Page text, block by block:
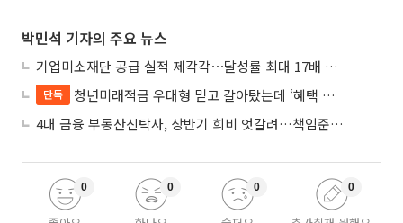
박민석 기자의 주요 뉴스
기업미소재단 공급 실적 제각각⋯달성률 최대 17배 차이
단독
청년미래적금 우대형 믿고 갈아탔는데 ‘혜택 반토막’…심사 오류에 가입자 혼선
4대 금융 부동산신탁사, 상반기 희비 엇갈려…책임준공 손실 반영 시점이 갈랐다
0 0 0 0